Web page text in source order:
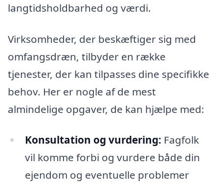
langtidsholdbarhed og værdi.
Virksomheder, der beskæftiger sig med
omfangsdræn, tilbyder en række
tjenester, der kan tilpasses dine specifikke
behov. Her er nogle af de mest
almindelige opgaver, de kan hjælpe med:
Konsultation og vurdering: Fagfolk
vil komme forbi og vurdere både din
ejendom og eventuelle problemer